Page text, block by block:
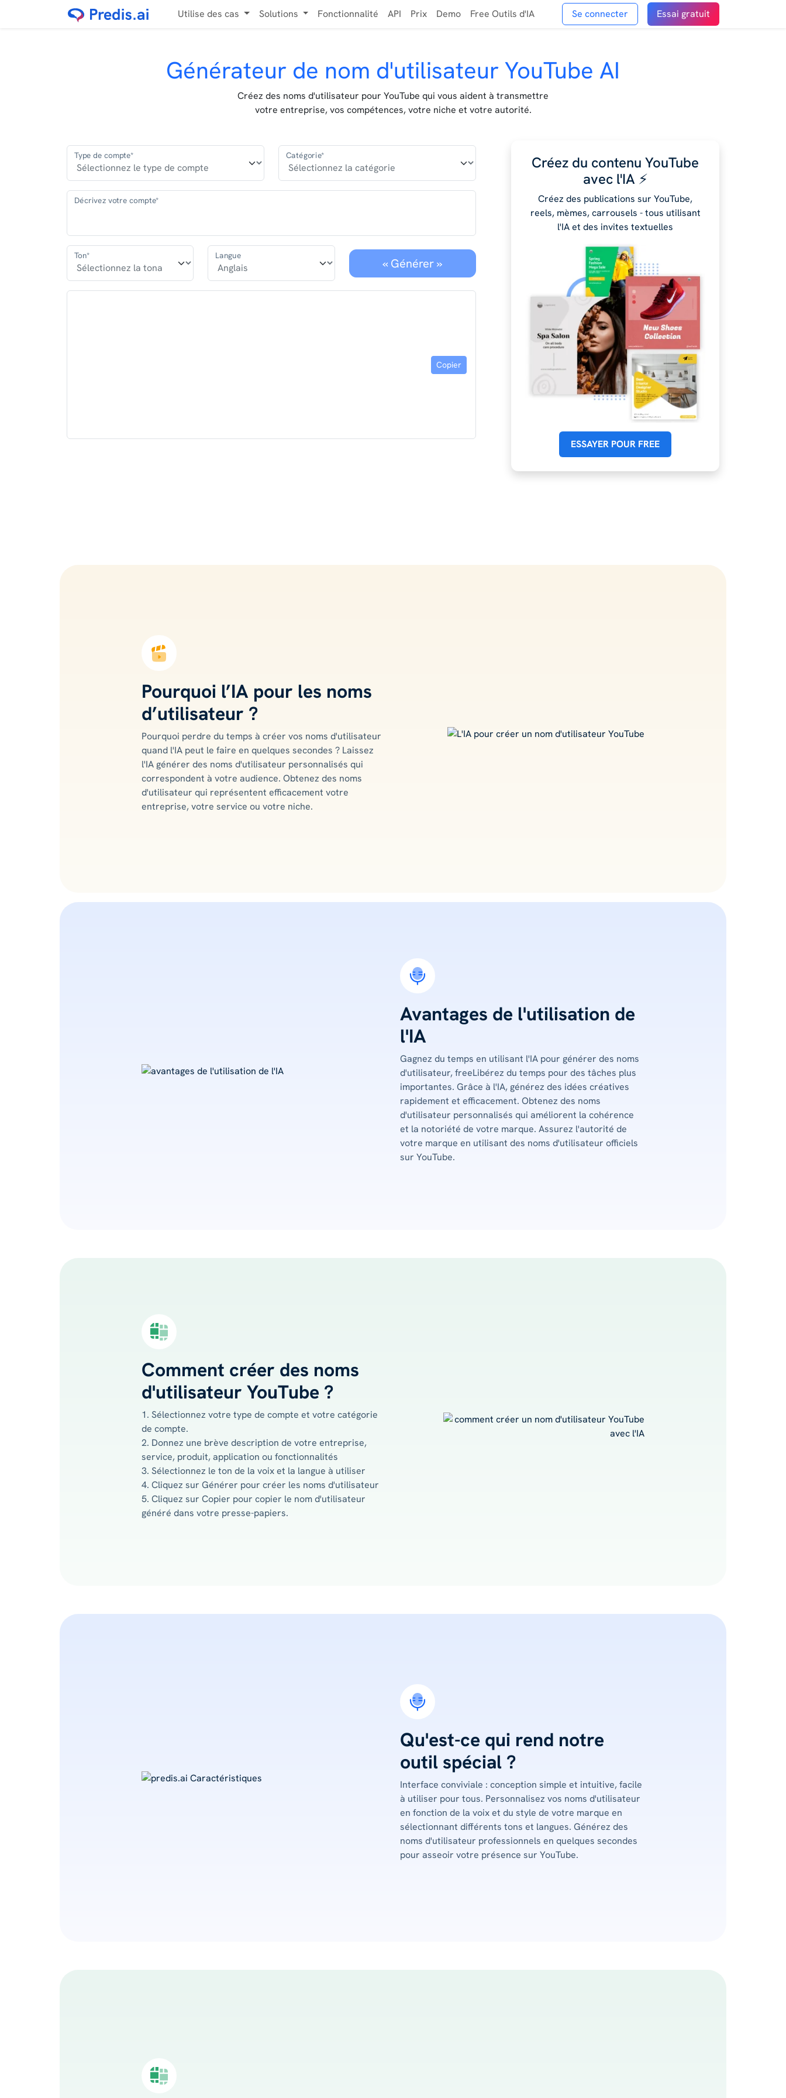
Utilise des cas Solutions Fonctionnalité API Prix Demo Free Outils d'IA Se connecter Essai gratuit
Générateur de nom d'utilisateur YouTube AI
Créez des noms d'utilisateur pour YouTube qui vous aident à transmettre
votre entreprise, vos compétences, votre niche et votre autorité.
Type de compte* Catégorie*
Décrivez votre compte*
Ton* Langue
« Générer »
Copier
Créez du contenu YouTube
avec l'IA ⚡️
Créez des publications sur YouTube,
reels, mèmes, carrousels - tous utilisant
l'IA et des invites textuelles
ESSAYER POUR FREE
Pourquoi l’IA pour les noms
d’utilisateur ?
Pourquoi perdre du temps à créer vos noms d'utilisateur
quand l'IA peut le faire en quelques secondes ? Laissez
l'IA générer des noms d'utilisateur personnalisés qui
correspondent à votre audience. Obtenez des noms
d'utilisateur qui représentent efficacement votre
entreprise, votre service ou votre niche.
Avantages de l'utilisation de
l'IA
Gagnez du temps en utilisant l'IA pour générer des noms
d'utilisateur, freeLibérez du temps pour des tâches plus
importantes. Grâce à l'IA, générez des idées créatives
rapidement et efficacement. Obtenez des noms
d'utilisateur personnalisés qui améliorent la cohérence
et la notoriété de votre marque. Assurez l'autorité de
votre marque en utilisant des noms d'utilisateur officiels
sur YouTube.
Comment créer des noms
d'utilisateur YouTube ?
1. Sélectionnez votre type de compte et votre catégorie
de compte.
2. Donnez une brève description de votre entreprise,
service, produit, application ou fonctionnalités
3. Sélectionnez le ton de la voix et la langue à utiliser
4. Cliquez sur Générer pour créer les noms d'utilisateur
5. Cliquez sur Copier pour copier le nom d'utilisateur
généré dans votre presse-papiers.
Qu'est-ce qui rend notre
outil spécial ?
Interface conviviale : conception simple et intuitive, facile
à utiliser pour tous. Personnalisez vos noms d'utilisateur
en fonction de la voix et du style de votre marque en
sélectionnant différents tons et langues. Générez des
noms d'utilisateur professionnels en quelques secondes
pour asseoir votre présence sur YouTube.